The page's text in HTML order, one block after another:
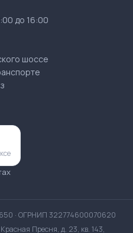
до 16:00
шоссе
· ОГРНИП 322774600070620
Пресня, д. 23, кв. 143,